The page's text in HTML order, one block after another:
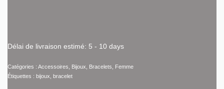
Délai de livraison estimé: 5 - 10 days
Catégories : Accessoires Bijoux Bracelets
Femme
Étiquettes : bijoux bracelet